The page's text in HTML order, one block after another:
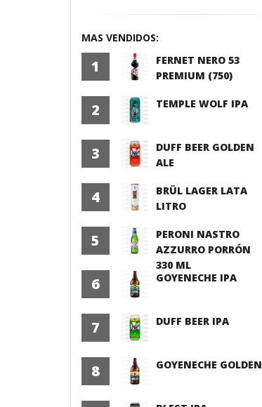
MAS VENDIDOS:
1
FERNET NERO 53
PREMIUM (750)
2 TEMPLE WOLF IPA
3
DUFF BEER GOLDEN
ALE
4
BRÜL LAGER LATA
LITRO
5
PERONI NASTRO
AZZURRO PORRÓN
330 ML
6 GOYENECHE IPA
7 DUFF BEER IPA
8 GOYENECHE GOLDEN